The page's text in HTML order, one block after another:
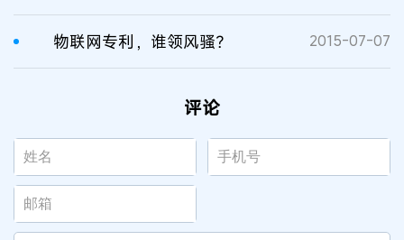
物联网专利，谁领风骚？ 2015-07-07
评论